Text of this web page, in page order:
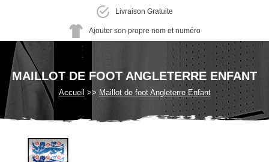
Livraison Gratuite
Ajouter son propre nom et numéro
MAILLOT DE FOOT ANGLETERRE ENFANT
Accueil Maillot de foot Angleterre Enfant